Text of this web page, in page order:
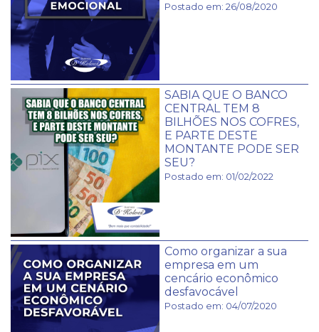
Postado em: 26/08/2020
SABIA QUE O BANCO
CENTRAL TEM 8
BILHÕES NOS COFRES,
E PARTE DESTE
MONTANTE PODE SER
SEU?
Postado em: 01/02/2022
Como organizar a sua
empresa em um
cencário econômico
desfavocável
Postado em: 04/07/2020